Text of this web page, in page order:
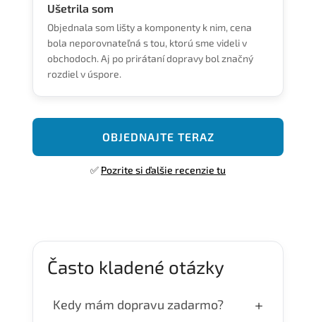
Ušetrila som
Objednala som lišty a komponenty k nim, cena
bola neporovnateľná s tou, ktorú sme videli v
obchodoch. Aj po prirátaní dopravy bol značný
rozdiel v úspore.
OBJEDNAJTE TERAZ
✅ Pozrite si ďalšie recenzie tu
Často kladené otázky
Kedy mám dopravu zadarmo? +